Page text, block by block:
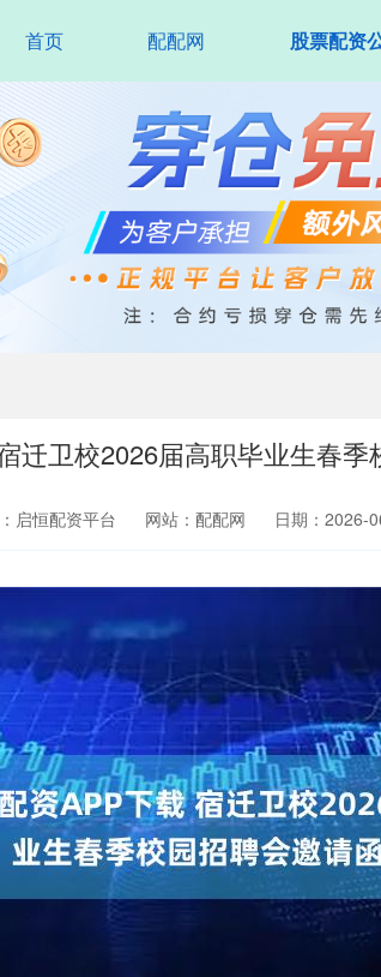
首页 配配网 股票配资
迁卫校2026届高职毕业生春季
启恒配资平台 网站：配配网 日期：2026-